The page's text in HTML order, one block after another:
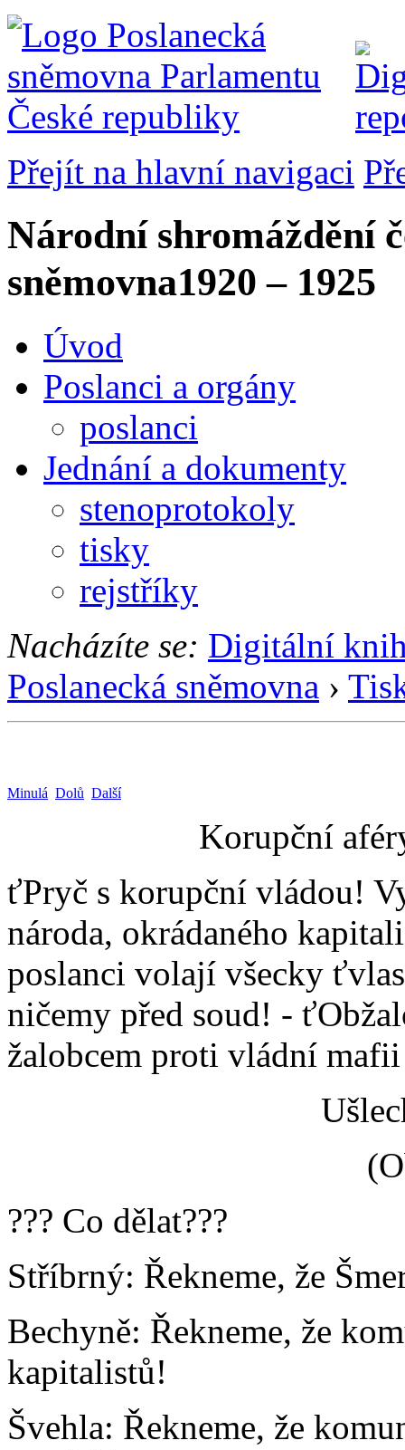
Přejít na hlavní navigaci
Národní shromáždění
sněmovna1920 – 1925
Úvod
Poslanci a orgány
poslanci
Jednání a dokumenty
stenoprotokoly
tisky
rejstříky
Nacházíte se: Digitální
Poslanecká sněmovna ›
Minulá Dolů Další
Korupční
ťPryč s korupční vládou!
národa, okrádaného
poslanci volají všecky
ničemy před soud! -
žalobcem proti vládní
??? Co dělat???
Stříbrný: Řekneme, že
Bechyně: Řekneme, že
kapitalistů!
Švehla: Řekneme, že